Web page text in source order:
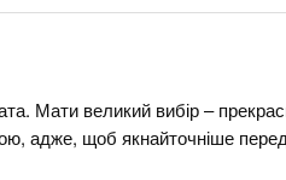
Мати великий вибір –
адже, щоб якнайточніше